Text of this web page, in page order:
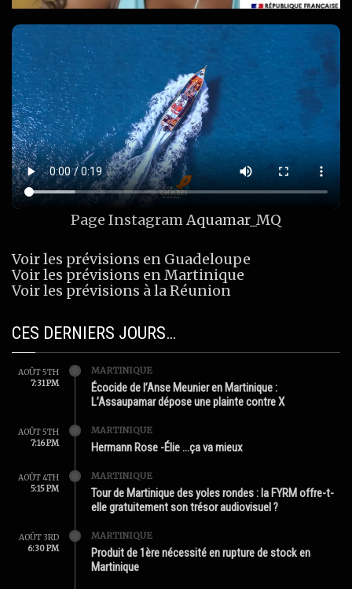
Page InstagramAquamar_MQ
Voir les prévisions en Guadeloupe
Voir les prévisions en Martinique
Voir les prévisions à la Réunion
CES DERNIERS JOURS…
AOÛT 5TH
7:31 PM
MARTINIQUE
Écocide de l’Anse Meunier en Martinique :
L’Assaupamar dépose une plainte contre X
AOÛT 5TH
7:16 PM
MARTINIQUE
Hermann Rose -Élie …ça va mieux
AOÛT 4TH
5:15 PM
MARTINIQUE
Tour de Martinique des yoles rondes : la FYRM offre-t-
elle gratuitement son trésor audiovisuel ?
AOÛT 3RD
6:30 PM
MARTINIQUE
Produit de 1ère nécessité en rupture de stock en
Martinique